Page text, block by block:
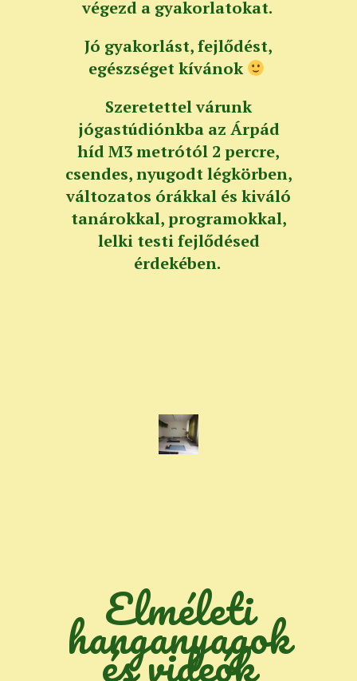
végezd a gyakorlatokat.
Jó gyakorlást, fejlődést,
egészséget kívánok
Szeretettel várunk
jógastúdiónkba az Árpád
híd M3 metrótól 2 percre,
csendes, nyugodt légkörben,
változatos órákkal és kiváló
tanárokkal, programokkal,
lelki testi fejlődésed
érdekében.
Elméleti
hanganyagok
és videók